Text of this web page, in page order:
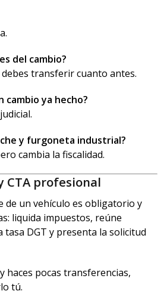
del cambio?
transferir cuanto antes.
cambio ya hecho?
y furgoneta industrial?
cambia la fiscalidad.
CTA profesional
de un vehículo es obligatorio y
liquida impuestos, reúne
tasa DGT y presenta la solicitud
haces pocas transferencias,
tú.